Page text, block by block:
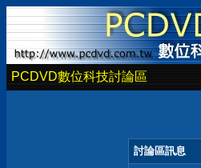
PCDVD數位科技討論區
討論區訊息